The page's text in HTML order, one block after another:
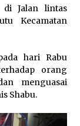
di Jalan lintas
Kecamatan
hari Rabu
orang
menguasai
Shabu.